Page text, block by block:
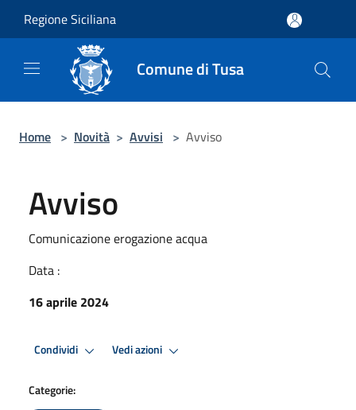
Regione Siciliana
Comune di Tusa
Home > Novità > Avvisi > Avviso
Avviso
Comunicazione erogazione acqua
Data :
16 aprile 2024
Condividi Vedi azioni
Categorie: